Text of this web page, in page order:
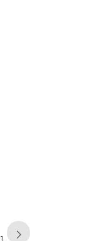
page
1 of 1, currently selected